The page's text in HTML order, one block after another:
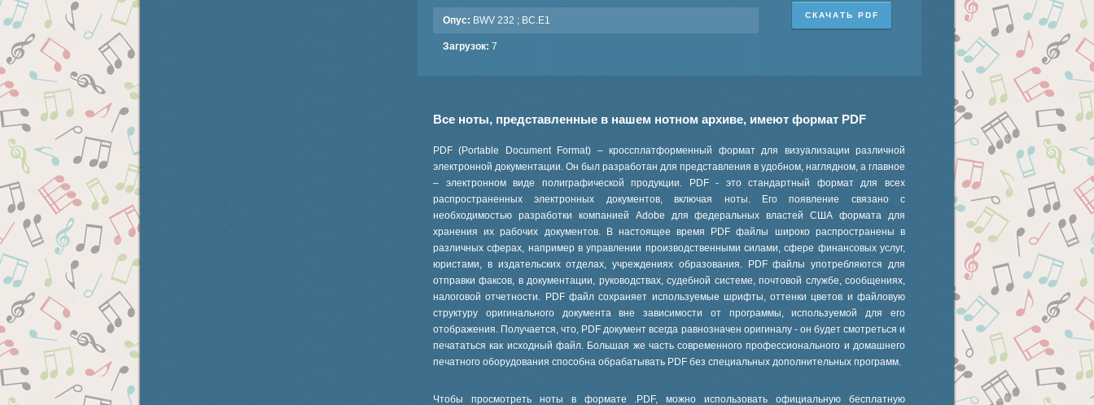
Опус: BWV 232 ; BC.E1
Загрузок: 7
СКАЧАТЬ PDF
Все ноты, представленные в нашем нотном архиве, имеют формат PDF
PDF (Portable Document Format) – кроссплатформенный формат для визуализации различной
электронной документации. Он был разработан для представления в удобном, наглядном, а главное
– электронном виде полиграфической продукции. PDF - это стандартный формат для всех
распространенных электронных документов, включая ноты. Его появление связано с
необходимостью разработки компанией Adobe для федеральных властей США формата для
хранения их рабочих документов. В настоящее время PDF файлы широко распространены в
различных сферах, например в управлении производственными силами, сфере финансовых услуг,
юристами, в издательских отделах, учреждениях образования. PDF файлы употребляются для
отправки факсов, в документации, руководствах, судебной системе, почтовой службе, сообщениях,
налоговой отчетности. PDF файл сохраняет используемые шрифты, оттенки цветов и файловую
структуру оригинального документа вне зависимости от программы, используемой для его
отображения. Получается, что, PDF документ всегда равнозначен оригиналу - он будет смотреться и
печататься как исходный файл. Большая же часть современного профессионального и домашнего
печатного оборудования способна обрабатывать PDF без специальных дополнительных программ.
Чтобы просмотреть ноты в формате .PDF, можно использовать официальную бесплатную